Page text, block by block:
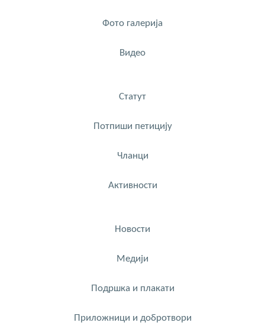
Фото галерија
Видео
Статут
Потпиши петицију
Чланци
Активности
Новости
Медији
Подршка и плакати
Приложници и добротвори